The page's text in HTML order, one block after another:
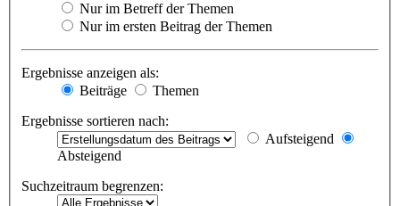
Nur im Betreff der Themen
Nur im ersten Beitrag der Themen
Ergebnisse anzeigen als:
Beiträge
Themen
Ergebnisse sortieren nach:
Aufsteigend
Absteigend
Suchzeitraum begrenzen: